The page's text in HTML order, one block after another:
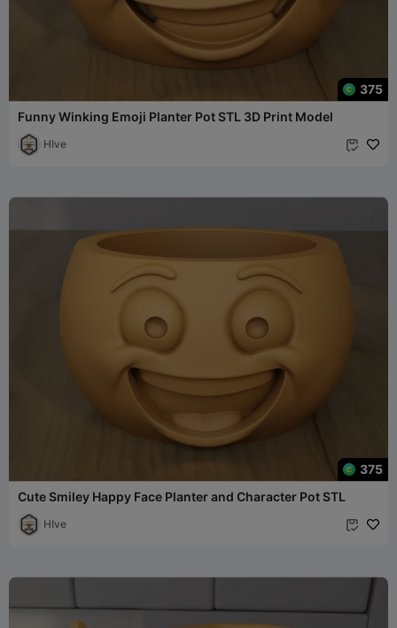
375
Funny Winking Emoji Planter Pot STL 3D Print Model
HIve 
375
Cute Smiley Happy Face Planter and Character Pot STL
HIve 